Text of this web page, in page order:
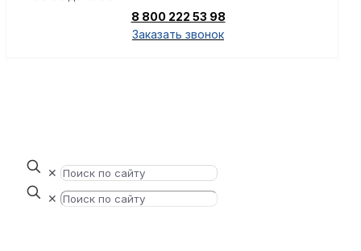
8 800 222 53 98
Заказать звонок
✕
✕